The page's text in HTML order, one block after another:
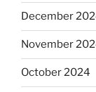
December
November
October 2024